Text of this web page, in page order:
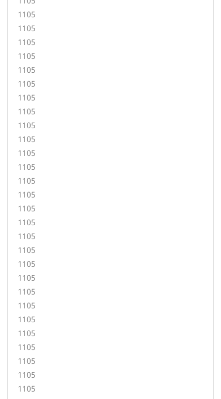
1105
1105
1105
1105
1105
1105
1105
1105
1105
1105
1105
1105
1105
1105
1105
1105
1105
1105
1105
1105
1105
1105
1105
1105
1105
1105
1105
1105